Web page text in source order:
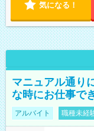
気になる！
マニュアル通り
な時にお仕事で
アルバイト 職種未経